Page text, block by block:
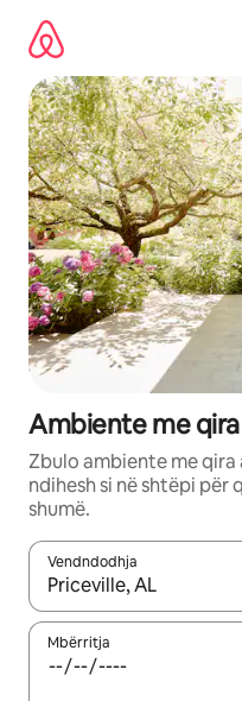
përmbajtja
Ambiente me
Zbulo ambiente me
ndihesh si në shtëpi për
shumë.
Vendndodhja
Kur rezultatet të jenë të
Mbërritja